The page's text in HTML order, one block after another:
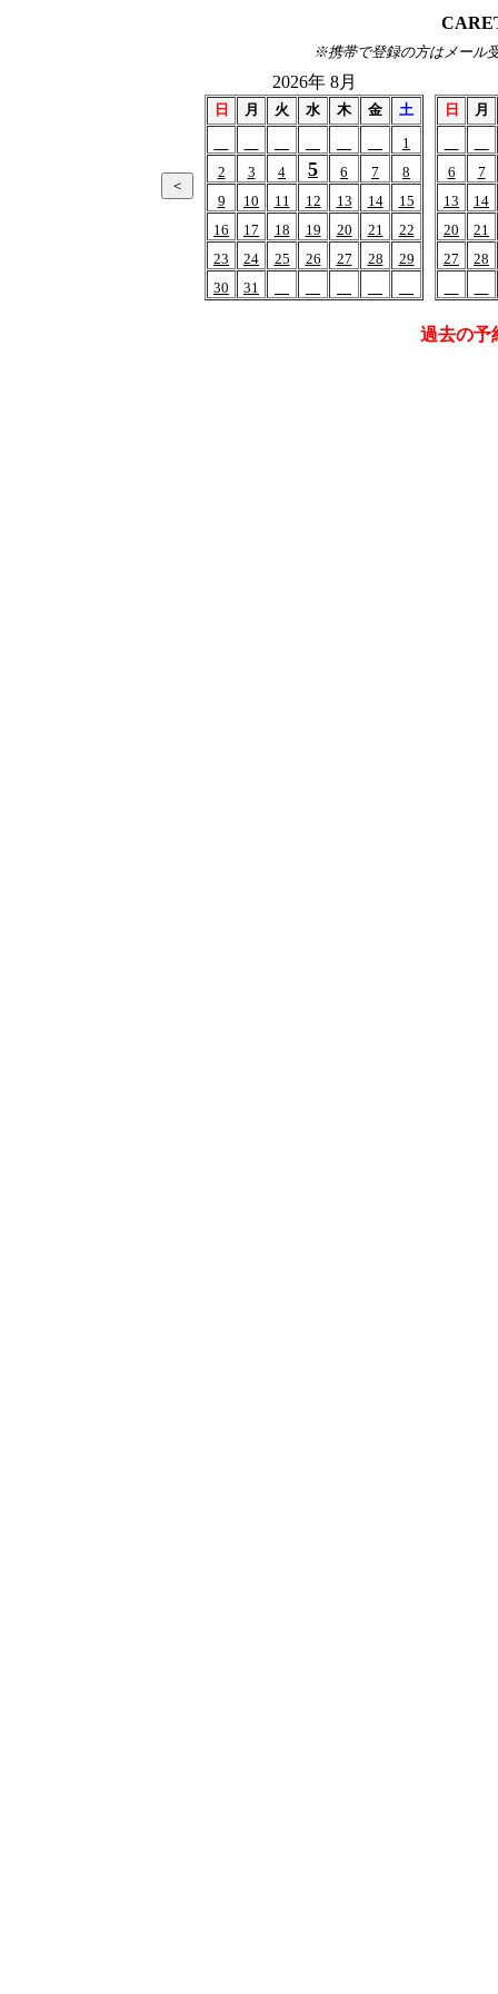
※携帯で登録の方はメール
2026年 8月
日 月 火 水 木 金
土
1
2
3 4 5 6 7
8
9
10 11 12 13 14
15
16
17 18 19 20 21
22
23
24 25 26 27 28
29
30
31
日 月
6
7
13
14
20
21
27
28
過去の予